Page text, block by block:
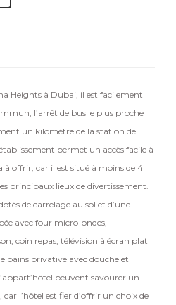
Heights à Dubai, il est facilement
l’arrêt de bus le plus proche
un kilomètre de la station de
permet un accès facile à
offrir, car il est situé à moins de 4
principaux lieux de divertissement.
de carrelage au sol et d’une
avec four micro-ondes,
coin repas, télévision à écran plat
bains privative avec douche et
peuvent savourer un
l’hôtel est fier d’offrir un choix de